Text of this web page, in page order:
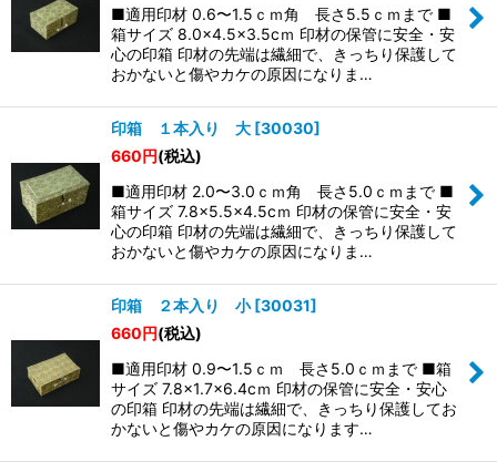
絞り込む
■適用印材 0.6〜1.5ｃｍ角 長さ5.5ｃｍまで ■
箱サイズ 8.0×4.5×3.5cｍ 印材の保管に安全・安
心の印箱 印材の先端は繊細で、きっちり保護して
おかないと傷やカケの原因になりま…
印箱 １本入り 大 [30030]
660円(税込)
■適用印材 2.0〜3.0ｃｍ角 長さ5.0ｃｍまで ■
箱サイズ 7.8×5.5×4.5cｍ 印材の保管に安全・安
心の印箱 印材の先端は繊細で、きっちり保護して
おかないと傷やカケの原因になりま…
印箱 ２本入り 小 [30031]
660円(税込)
■適用印材 0.9〜1.5ｃｍ 長さ5.0ｃｍまで ■箱
サイズ 7.8×1.7×6.4cｍ 印材の保管に安全・安心
の印箱 印材の先端は繊細で、きっちり保護してお
かないと傷やカケの原因になります…